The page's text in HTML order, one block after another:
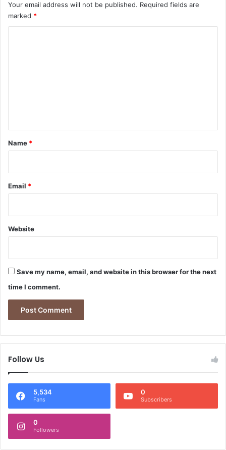
Your email address will not be published. Required fields are
marked *
*
Name *
Email *
Website
Save my name, email, and website in this browser for the next
time I comment.
Follow Us
5,534
Fans
0
Subscribers
0
Followers